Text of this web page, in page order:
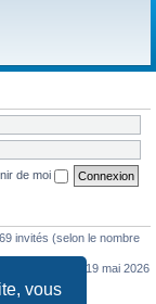
vous
de moi
invités (selon le nombre
le mar. 19 mai 2026